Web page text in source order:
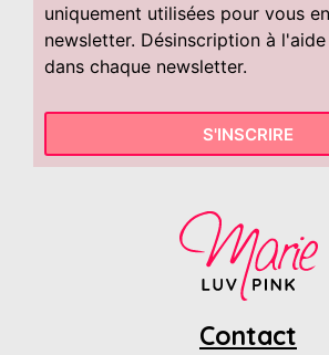
uniquement utilisées pour vous
newsletter. Désinscription à
dans chaque newsletter.
S'INSCRIRE
Contact